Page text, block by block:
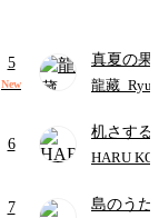
5
New
真夏の
ターズ
龍藏
6
机さする
HARU
7
島のうた